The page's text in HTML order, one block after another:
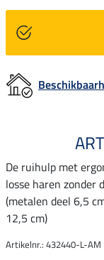
De ruihulp met
losse haren zonder
(metalen deel 6,5
12,5 cm)
Artikelnr.: 432440-L-AM